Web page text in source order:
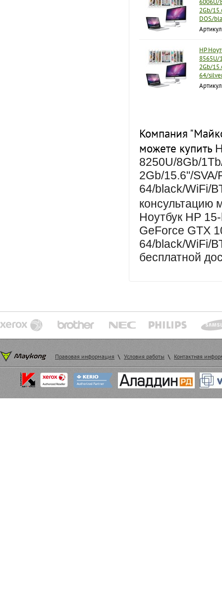
6006U/
2Gb/
DOS/
HP
8565U/
2Gb/
64/
Компания
можете купить
8250U/8Gb/
2Gb/15.6"/
64/black/WiFi/
консультацию
Ноутбук HP
GeForce GTX
64/black/WiFi/
бесплатной
Правовая информация \ Условия работы \ Контактная